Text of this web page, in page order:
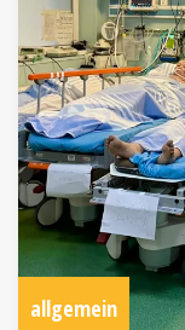
allgemein